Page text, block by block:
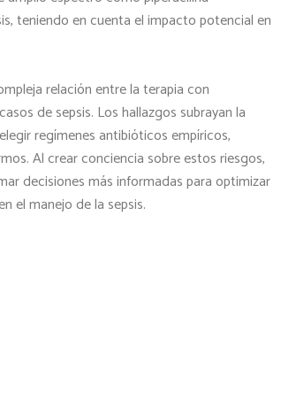
teniendo en cuenta el impacto potencial en
relación entre la terapia con
de sepsis. Los hallazgos subrayan la
regímenes antibióticos empíricos,
Al crear conciencia sobre estos riesgos,
decisiones más informadas para optimizar
el manejo de la sepsis.